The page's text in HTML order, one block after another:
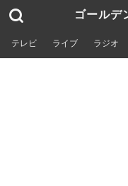
ゴールデ
テレビ ライブ ラジオ